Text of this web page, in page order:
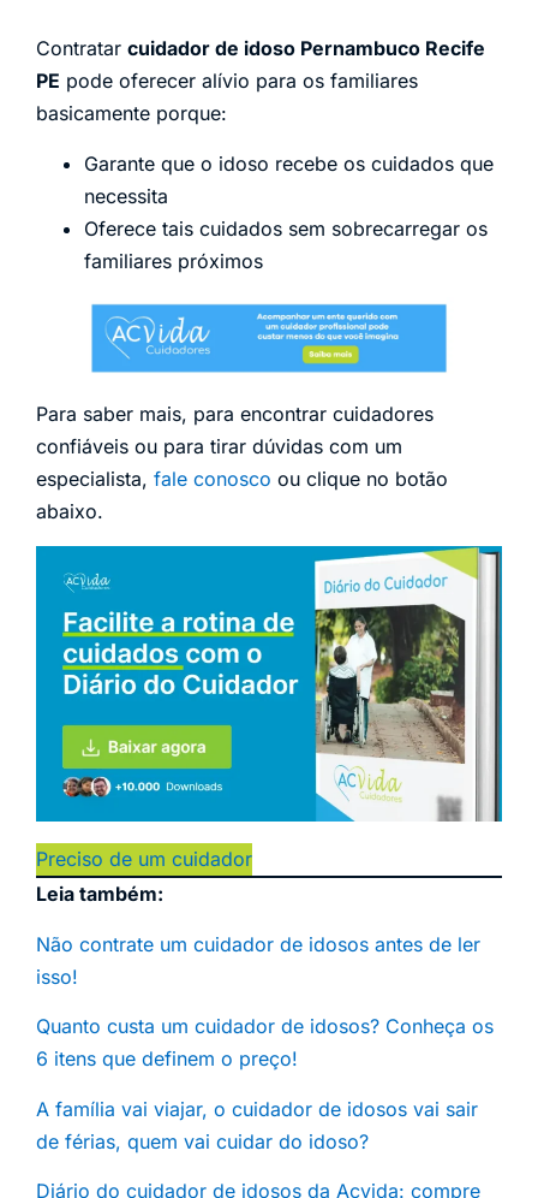
Contratar cuidador de idoso Pernambuco Recife
PE pode oferecer alívio para os familiares
basicamente porque:
Garante que o idoso recebe os cuidados que
necessita
Oferece tais cuidados sem sobrecarregar os
familiares próximos
Para saber mais, para encontrar cuidadores
confiáveis ou para tirar dúvidas com um
especialista, fale conosco ou clique no botão
abaixo.
Preciso de um cuidador
Leia também:
Não contrate um cuidador de idosos antes de ler
isso!
Quanto custa um cuidador de idosos? Conheça os
6 itens que definem o preço!
A família vai viajar, o cuidador de idosos vai sair
de férias, quem vai cuidar do idoso?
Diário do cuidador de idosos da Acvida: compre